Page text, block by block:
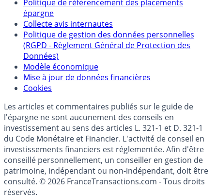
Qui sommes-nous ?
Politique de référencement des placements
épargne
Collecte avis internautes
Politique de gestion des données personnelles
(RGPD - Règlement Général de Protection des
Données)
Modèle économique
Cookies
Les articles et commentaires publiés sur le guide de
l'épargne ne sont aucunement des conseils en
investissement au sens des articles L. 321-1 et D. 321-1
du Code Monétaire et Financier. L'activité de conseil en
investissements financiers est réglementée. Afin d'être
conseillé personnellement, un conseiller en gestion de
patrimoine, indépendant ou non-indépendant, doit être